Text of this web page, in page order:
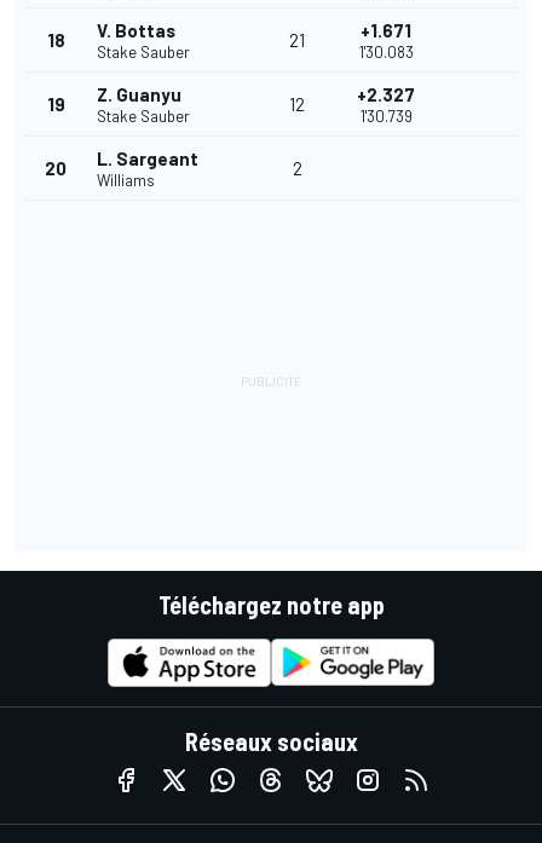
18 V. Bottas
Stake Sauber
21 +1.671
1'30.083
19 Z. Guanyu
Stake Sauber
12 +2.327
1'30.739
20 L. Sargeant
Williams
2
Téléchargez notre app
Réseaux sociaux